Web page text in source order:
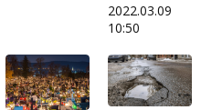
2022.03.09
10:50